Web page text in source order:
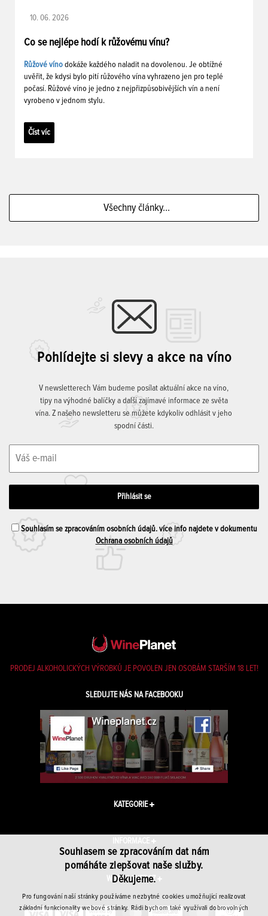
10. 06. 2026
Co se nejlépe hodí k růžovému vínu?
Růžové víno dokáže každého naladit na dovolenou. Je obtížné
uvěřit, že kdysi bylo pití růžového vína vyhrazeno jen pro teplé
počasí. Růžové víno je jedno z nejpřizpůsobivějších vín a není
vyrobeno v jednom stylu.
Číst víc
Všechny články...
Pohlídejte si slevy a akce na víno
V newsletterech Vám budeme posílat aktuální akce na víno,
tipy na výhodné balíčky a další zajímavé informace ze světa
vína. Z našeho newsletteru se můžete kdykoliv odhlásit v jeho
spodní části.
Souhlasím se zpracováním osobních údajů. více info najdete v dokumentu
Ochrana osobních údajů
PRODEJ ALKOHOLICKÝCH VÝROBKŮ JE POVOLEN JEN OSOBÁM STARŠÍM 18 LET!
SLEDUJTE NÁS NA FACEBOOKU
KATEGORIE
INFORMACE
WINEPLANET.CZ
Souhlasem se zpracováním dat nám
pomáháte zlepšovat naše služby.
Děkujeme.
Pro fungování naší stránky používáme nezbytné cookies umožňující realizovat
základní funkcionality webové stránky. Rádi bychom také využívali dobrovolných